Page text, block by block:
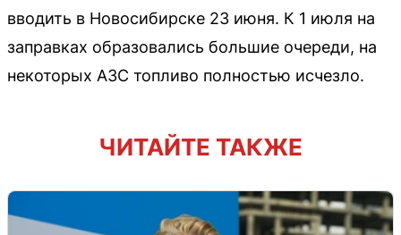
вводить в Новосибирске 23 июня. К 1 июля на
заправках образовались большие очереди, на
некоторых АЗС топливо полностью исчезло.
ЧИТАЙТЕ ТАКЖЕ